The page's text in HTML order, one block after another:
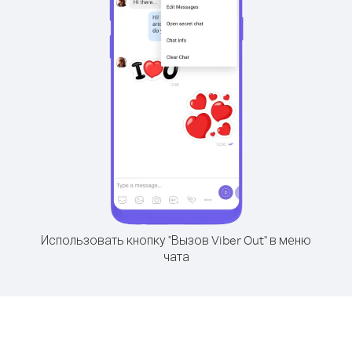
Использовать кнопку "Вызов Viber Out" в меню
чата